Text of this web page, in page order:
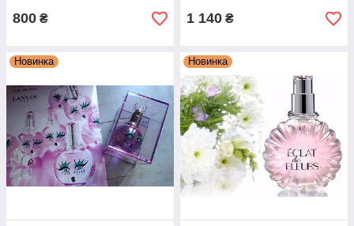
800 ₴ 1 140 ₴
Новинка Новинка